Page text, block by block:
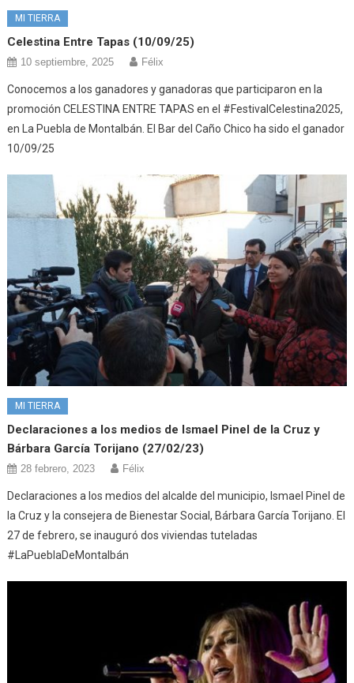
MI TIERRA
Celestina Entre Tapas (10/09/25)
10 septiembre, 2025 Félix
Conocemos a los ganadores y ganadoras que participaron en la
promoción CELESTINA ENTRE TAPAS en el #FestivalCelestina2025,
en La Puebla de Montalbán. El Bar del Caño Chico ha sido el ganador
10/09/25
MI TIERRA
Declaraciones a los medios de Ismael Pinel de la Cruz y
Bárbara García Torijano (27/02/23)
28 febrero, 2023 Félix
Declaraciones a los medios del alcalde del municipio, Ismael Pinel de
la Cruz y la consejera de Bienestar Social, Bárbara García Torijano. El
27 de febrero, se inauguró dos viviendas tuteladas
#LaPueblaDeMontalbán